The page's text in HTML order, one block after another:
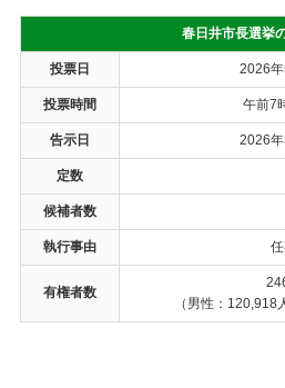
春日井市長選挙
投票日 2026
投票時間 午前7
告示日 2026
定数
候補者数
執行事由
有権者数
（男性：120,918